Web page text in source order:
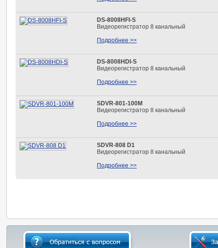
DS-8008HFI-S
Видеорегистратор 8 канальный
Подробнее >>
DS-8008HDI-S
Видеорегистратор 8 канальный
Подробнее >>
SDVR-801-100M
Видеорегистратор 8 канальный
Подробнее >>
SDVR-808 D1
Видеорегистратор 8 канальный
Подробнее >>